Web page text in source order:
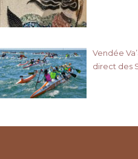
Vendée
direct des